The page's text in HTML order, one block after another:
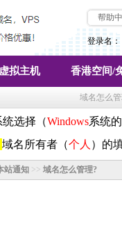
帮助
登录名：
拟主机 香港空间/
域名怎么
选择（Windows系统
域名所有者（个人 ）的
站通知 >> 域名怎么管理?